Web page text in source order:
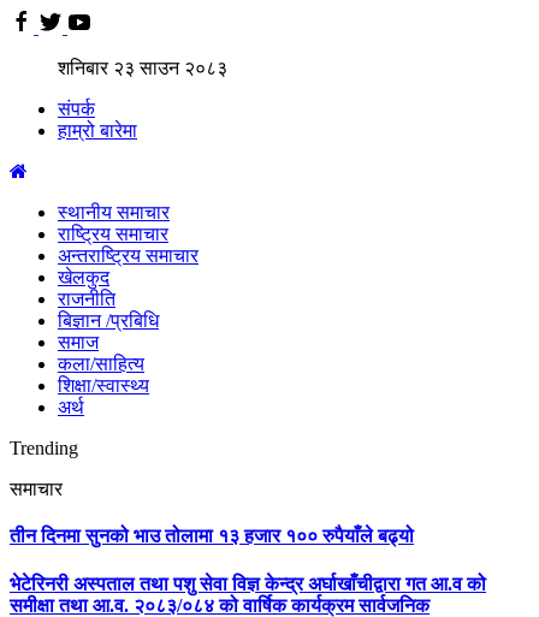
शनिबार २३साउन २०८३
संपर्क
हाम्रो बारेमा
स्थानीय समाचार
राष्ट्रिय समाचार
अन्तराष्ट्रिय समाचार
खेलकुद
राजनीति
बिज्ञान /प्रबिधि
समाज
कला/साहित्य
शिक्षा/स्वास्थ्य
अर्थ
Trending
समाचार
तीन दिनमा सुनको भाउ तोलामा १३ हजार १०० रुपैयाँले बढ्यो
भेटेरिनरी अस्पताल तथा पशु सेवा विज्ञ केन्द्र अर्घाखाँचीद्वारा गत आ.व को
समीक्षा तथा आ.व. २०८३/०८४ को वार्षिक कार्यक्रम सार्वजनिक